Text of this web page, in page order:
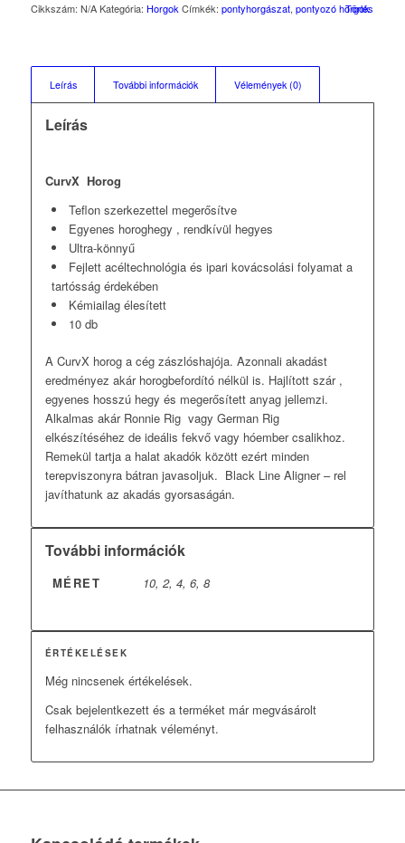
Törlés
Cikkszám: N/A Kategória: Horgok Címkék: pontyhorgászat, pontyozó horgok
Leírás További információk Vélemények (0)
Leírás
CurvX Horog
Teflon szerkezettel megerősítve
Egyenes horoghegy , rendkívül hegyes
Ultra-könnyű
Fejlett acéltechnológia és ipari kovácsolási folyamat a
tartósság érdekében
Kémiailag élesített
10 db
A CurvX horog a cég zászlóshajója. Azonnali akadást
eredményez akár horogbefordító nélkül is. Hajlított szár ,
egyenes hosszú hegy és megerősített anyag jellemzi.
Alkalmas akár Ronnie Rig vagy German Rig
elkészítéséhez de ideális fekvő vagy hóember csalikhoz.
Remekül tartja a halat akadók között ezért minden
terepviszonyra bátran javasoljuk. Black Line Aligner – rel
javíthatunk az akadás gyorsaságán.
További információk
MÉRET 10, 2, 4, 6, 8
ÉRTÉKELÉSEK
Még nincsenek értékelések.
Csak bejelentkezett és a terméket már megvásárolt
felhasználók írhatnak véleményt.